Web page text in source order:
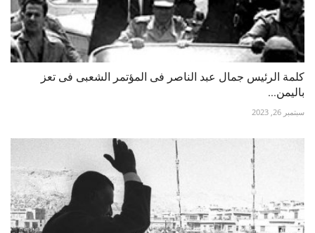
كلمة الرئيس جمال عبد الناصر فى المؤتمر الشعبى فى تعز
باليمن...
سبتمبر 26, 2023